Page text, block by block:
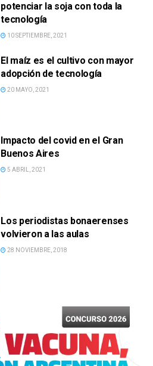
potenciar la soja con toda la
tecnología
10 SEPTIEMBRE, 2021
El maíz es el cultivo con mayor
adopción de tecnología
20 MAYO, 2021
Impacto del covid en el Gran
Buenos Aires
5 ABRIL, 2021
Los periodistas bonaerenses
volvieron a las aulas
28 NOVIEMBRE, 2018